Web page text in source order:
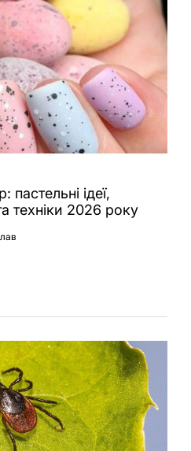
ідеї,
техніки 2026 року